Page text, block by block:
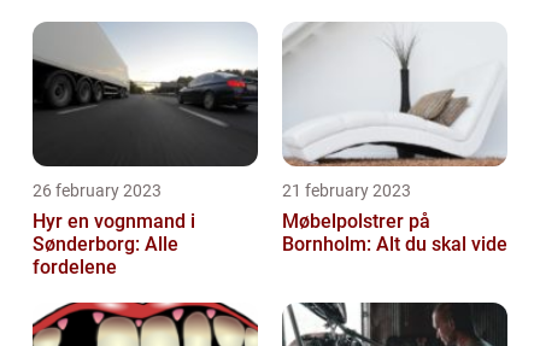
26 february 2023
Hyr en vognmand i
Sønderborg: Alle
fordelene
21 february 2023
Møbelpolstrer på
Bornholm: Alt du skal vide